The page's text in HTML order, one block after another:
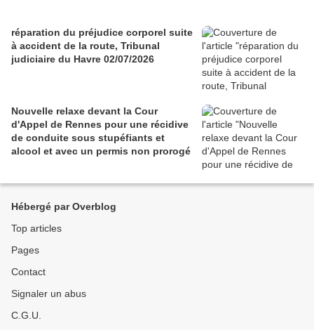
réparation du préjudice corporel suite
à accident de la route, Tribunal
judiciaire du Havre 02/07/2026
Nouvelle relaxe devant la Cour
d'Appel de Rennes pour une récidive
de conduite sous stupéfiants et
alcool et avec un permis non prorogé
Hébergé par Overblog
Top articles
Pages
Contact
Signaler un abus
C.G.U.